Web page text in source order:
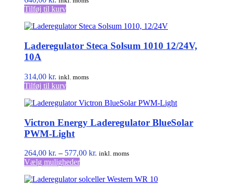
Tilføj til kurv
Laderegulator Steca Solsum 1010 12/24V,
10A
314,00 kr. inkl. moms
Tilføj til kurv
Victron Energy Laderegulator BlueSolar
PWM-Light
264,00 kr. – 577,00 kr. Prisinterval:
577,00 kr.
inkl. moms
Vælg mulighederDette
har